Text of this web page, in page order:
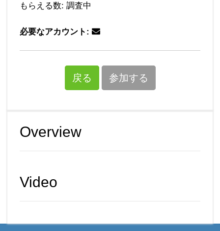
もらえる数: 調査中
必要なアカウント:
戻る 参加する
Overview
Video